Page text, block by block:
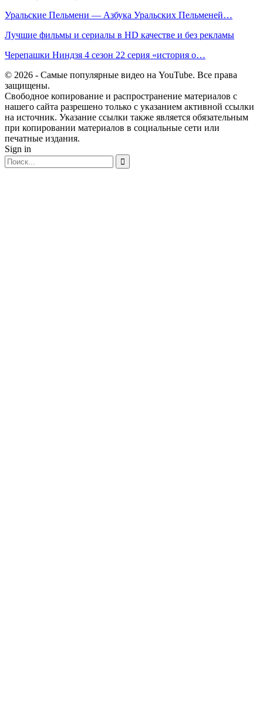
Уральские Пельмени — Азбука Уральских Пельменей…
Лучшие фильмы и сериалы в HD качестве и без рекламы
Черепашки Ниндзя 4 сезон 22 серия «история о…
© 2026 - Самые популярные видео на YouTube. Все права
защищены.
Свободное копирование и распространение материалов с
нашего сайта разрешено только с указанием активной ссылки
на источник. Указание ссылки также является обязательным
при копировании материалов в социальные сети или
печатные издания.
Sign in